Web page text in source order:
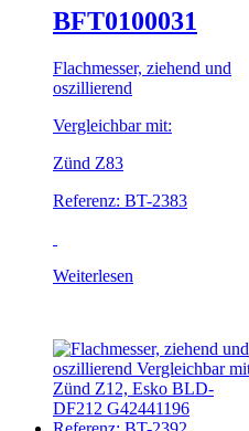
BFT0100031
Flachmesser, ziehend und
oszillierend
Vergleichbar mit:
Zünd Z83
Referenz: BT-2383
Weiterlesen